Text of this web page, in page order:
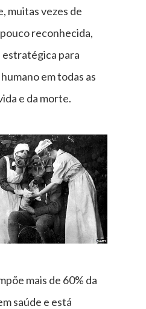
muitas vezes de
reconhecida,
estratégica para
em todas as
e da morte.
mais de 60% da
saúde e está